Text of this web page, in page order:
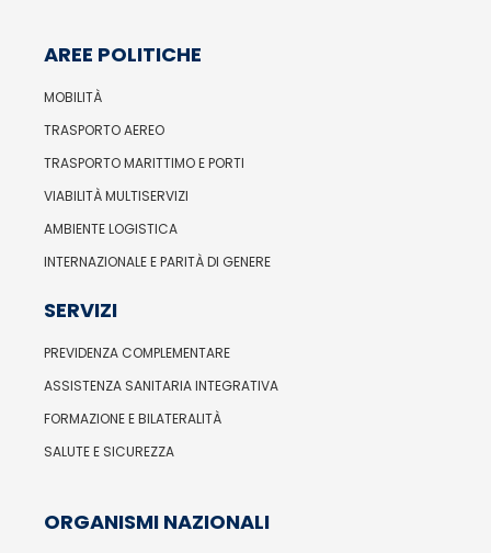
AREE POLITICHE
MOBILITÀ
TRASPORTO AEREO
TRASPORTO MARITTIMO E PORTI
VIABILITÀ MULTISERVIZI
AMBIENTE LOGISTICA
INTERNAZIONALE E PARITÀ DI GENERE
SERVIZI
PREVIDENZA COMPLEMENTARE
ASSISTENZA SANITARIA INTEGRATIVA
FORMAZIONE E BILATERALITÀ
SALUTE E SICUREZZA
ORGANISMI NAZIONALI